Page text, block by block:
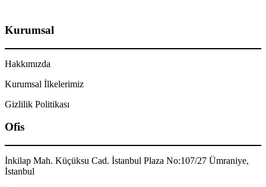
Kurumsal
Hakkımızda
Kurumsal İlkelerimiz
Gizlilik Politikası
Ofis
İnkilap Mah. Küçüksu Cad. İstanbul Plaza No:107/27 Ümraniye,
İstanbul